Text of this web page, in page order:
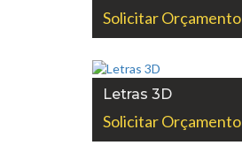
Solicitar Orçamento
Letras 3D
Solicitar Orçamento